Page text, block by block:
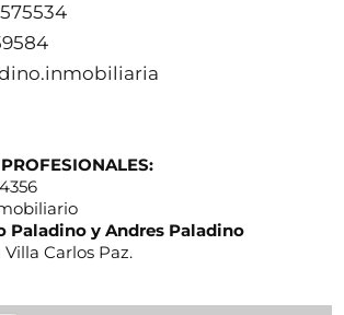
Paladino y Andres Paladino
Villa Carlos Paz.